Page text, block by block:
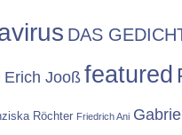
DAS
Erich Jooß featured
Röchter Friedrich Ani